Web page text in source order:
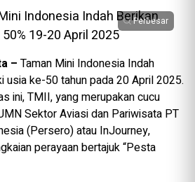
Perbesar
– Taman Mini Indonesia Indah
ke-50 tahun pada 20 April 2025.
ini, TMII, yang merupakan cucu
Sektor Aviasi dan Pariwisata PT
(Persero) atau InJourney,
perayaan bertajuk “Pesta